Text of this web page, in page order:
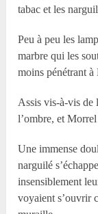
tabac et les
Peu à peu les
marbre qui les
moins pénétrant à
Assis vis-à-vis
l’ombre, et
Une immense
narguilé
insensiblement
voyaient s’ouvrir